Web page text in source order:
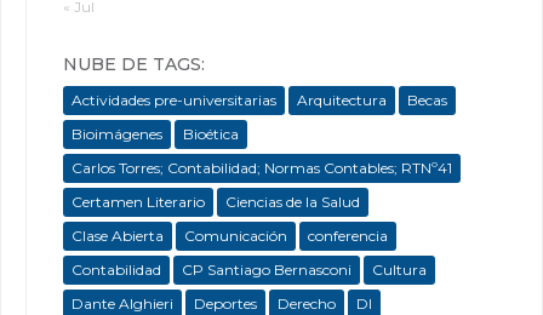
« Jul
NUBE DE TAGS:
Actividades pre-universitarias Arquitectura
Becas
Bioimágenes
Bioética
Carlos Torres; Contabilidad; Normas Contables; RTNº41
Certamen Literario
Ciencias de la Salud
Clase Abierta
Comunicación
conferencia
Contabilidad
CP Santiago Bernasconi
Cultura
Dante Alghieri
Deportes Derecho
DI